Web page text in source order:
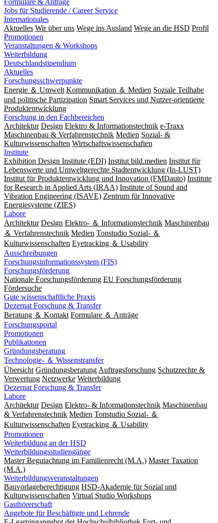
Jobs für Studierende / Career Service
Internationales
Aktuelles Wir über uns Wege ins Ausland Wege an die HSD Profil
Promotionen
Veranstaltungen & Workshops
Weiterbildung
Deutschlandstipendium
Aktuelles
Forschungsschwerpunkte
Energie ＆ Umwelt Kommunikation ＆ Medien Soziale Teilhabe
und politische Partizipation Smart Services und Nutzer-orientierte
Produktentwicklung
Forschung in den Fachbereichen
Architektur Design Elektro & Informationstechnik e-Traxx
Maschinenbau & Verfahrenstechnik Medien Sozial- &
Kulturwissenschaften Wirtschaftswissenschaften
Institute
Exhibition Design Institute (EDI) Institut bild.medien Institut für
Lebenswerte und Umweltgerechte Stadtentwicklung (In-LUST)
Institut für Produktentwicklung und Innovation (FMDauto) Institute
for Research in Applied Arts (IRAA) Institute of Sound and
Vibration Engineering (ISAVE) Zentrum für Innovative
Energiesysteme (ZIES)
Labore
Architektur Design Elektro- ＆ Informationstechnik Maschinenbau
＆ Verfahrenstechnik Medien Tonstudio Sozial- ＆
Kulturwissenschaften Eyetracking ＆ Usability
Ausschreibungen
Forschungsinformationssystem (FIS)
Forschungsförderung
Nationale Forschungsförderung EU Forschungsförderung
Fördersuche
Gute wissenschaftliche Praxis
Dezernat Forschung & Transfer
Beratung ＆ Kontakt Formulare ＆ Anträge
Forschungsportal
Promotionen
Publikationen
Gründungsberatung
Technologie- ＆ Wissenstransfer
Übersicht Gründungsberatung Auftragsforschung Schutzrechte &
Verwertung Netzwerke Weiterbildung
Dezernat Forschung & Transfer
Labore
Architektur Design Elektro- & Informationstechnik Maschinenbau
& Verfahrenstechnik Medien Tonstudio Sozial- ＆
Kulturwissenschaften Eyetracking ＆ Usability
Promotionen
Weiterbildung an der HSD
Weiterbildungsstudiengänge
Master Begutachtung im Familienrecht (M.A.) Master Taxation
(M.A.)
Weiterbildungsveranstaltungen
Bauvorlageberechtigung HSD-Akademie für Sozial und
Kulturwissenschaften Virtual Studio Workshops
Gasthörerschaft
Angebote für Beschäftigte und Lehrende